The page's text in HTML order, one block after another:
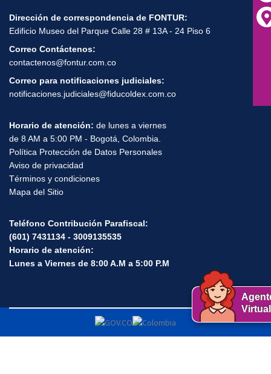
Dirección de correspondencia de FONTUR:
Correo Contáctenos:
Correo para notificaciones judiciales:
Horario de atención:de lunes a viernes
de 8 AM a 5:00 PM - Bogotá, Colombia.
Política Protección de Datos Personales
Aviso de privacidad
Términos y condiciones
Teléfono Contribución Parafiscal:
(601) 7431134 - 3009135535
Horario de atención:
Virtual